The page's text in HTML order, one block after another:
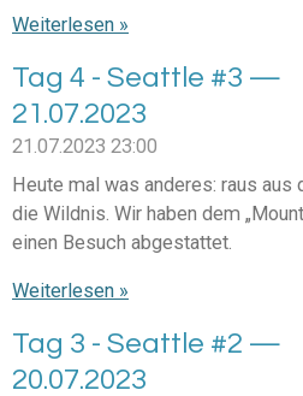
Weiterlesen »
Tag 4 - Seattle #3 —
21.07.2023
21.07.2023 23:00
Heute mal was anderes: raus aus
die Wildnis. Wir haben dem
einen Besuch abgestattet.
Weiterlesen »
Tag 3 - Seattle #2 —
20.07.2023